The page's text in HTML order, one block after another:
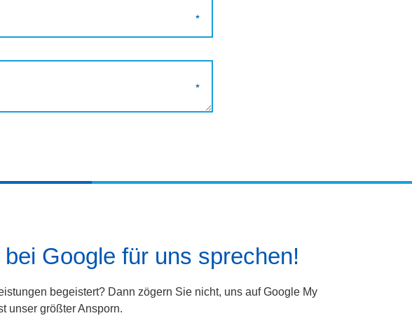
Google für uns sprechen!
begeistert? Dann zögern Sie nicht, uns auf Google My
unser größter Ansporn.